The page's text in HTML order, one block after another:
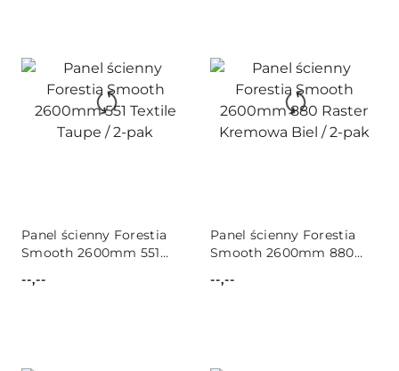
Panel ścienny Forestia
Smooth 2600mm 551
Cena:
--,--
Panel ścienny Forestia
Smooth 2600mm 880
pak
Cena:
--,--